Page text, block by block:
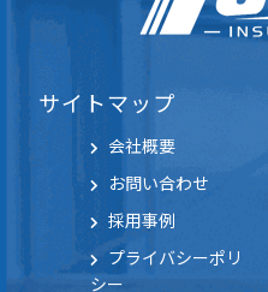
サイトマップ
会社概要
お問い合わせ
採用事例
プライバシーポリ
シー